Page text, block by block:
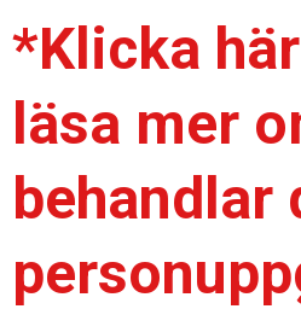
*Klicka
läsa mer
behandlar